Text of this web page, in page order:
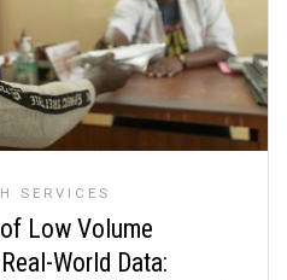
SERVICES
Low Volume
World Data: